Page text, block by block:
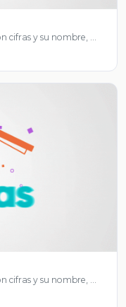
cifras y su nombre, …
cifras y su nombre, …